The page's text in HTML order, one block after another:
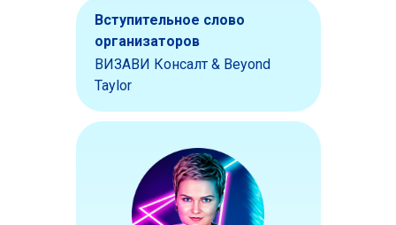
Вступительное слово
организаторов
ВИЗАВИ Консалт & Beyond
Taylor